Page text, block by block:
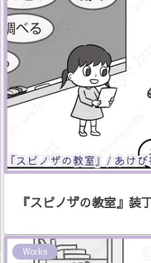
『スピノザの教室』装
Works